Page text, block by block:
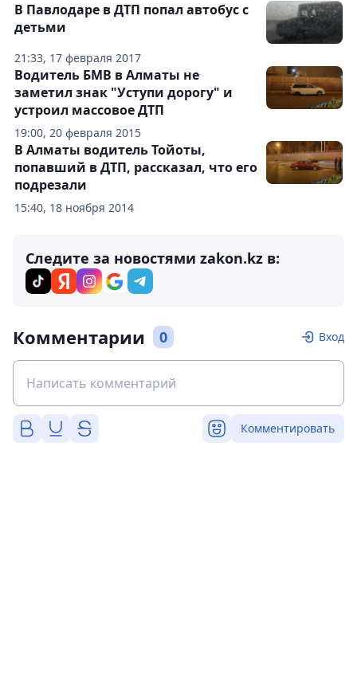
21:33, 17 февраля 2017
В Павлодаре в ДТП попал автобус с
детьми
19:00, 20 февраля 2015
Водитель БМВ в Алматы не
заметил знак "Уступи дорогу" и
устроил массовое ДТП
15:40, 18 ноября 2014
В Алматы водитель Тойоты,
попавший в ДТП, рассказал, что его
подрезали
Следите за новостями zakon.kz в:
Комментарии 0 Вход
Комментировать